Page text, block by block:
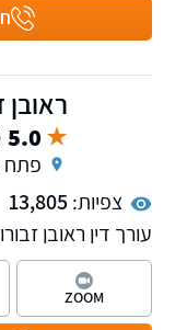
ראובן
5.0
(17
פתח
צפיות:13,805
עורך דין ראובן
משפטי אישי, מוקפד
חשיבה מדויקת
ZOOM